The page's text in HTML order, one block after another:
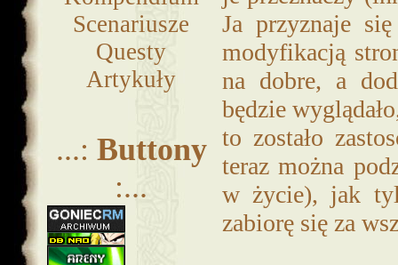
Scenariusze
Questy
Artykuły
...: Buttony
:...
Ja przyznaje
modyfikacją
na dobre, a
będzie
to zostało
teraz można
w życie), jak
zabiorę się za